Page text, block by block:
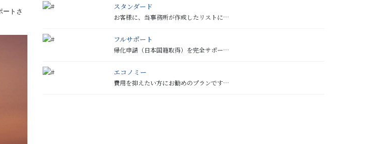
ートさ
スタンダード
お客様に、当事務所が作成したリストに…
フルサポート
帰化申請（日本国籍取得）を完全サポー…
エコノミー
費用を抑えたい方にお勧めのプランです…